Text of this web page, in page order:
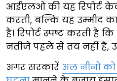
आईएलओ की यह रिपोर्ट
करती, बल्कि यह उम्मीद
है। रिपोर्ट स्पष्ट करती है
नतीजे पहले से तय नहीं हैं,
अगर सरकारें अल नीनो